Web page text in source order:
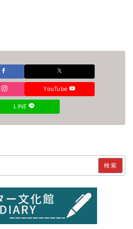
YouTube
LINE
検索